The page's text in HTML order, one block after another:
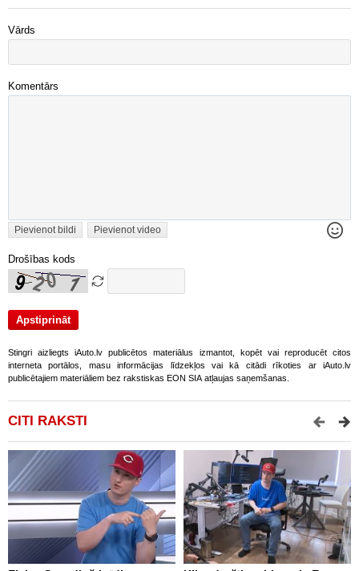
Vārds
Komentārs
Pievienot bildi Pievienot video
Drošības kods
Stingri aizliegts iAuto.lv publicētos materiālus izmantot, kopēt vai reproducēt citos
interneta portālos, masu informācijas līdzekļos vai kā citādi rīkoties ar iAuto.lv
publicētajiem materiāliem bez rakstiskas EON SIA atļaujas saņemšanas.
CITI RAKSTI